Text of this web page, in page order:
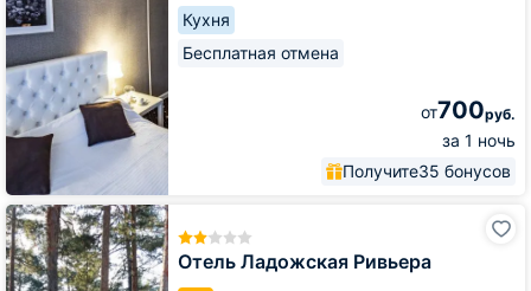
Кухня
Бесплатная отмена
от700руб.
за 1 ночь
Получите35 бонусов
Отель Ладожская Ривьера
Отель
Ладожская
Ривьера